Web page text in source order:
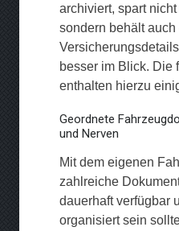
archiviert, spart
sondern behält
besser im Blick. Die
enthalten hierzu
Geordnete
und Nerven
Mit dem eigenen
zahlreiche
dauerhaft verfügbar
organisiert sein